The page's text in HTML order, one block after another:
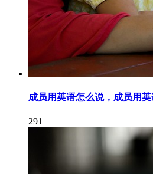
成员用英语怎么说，成员用
291